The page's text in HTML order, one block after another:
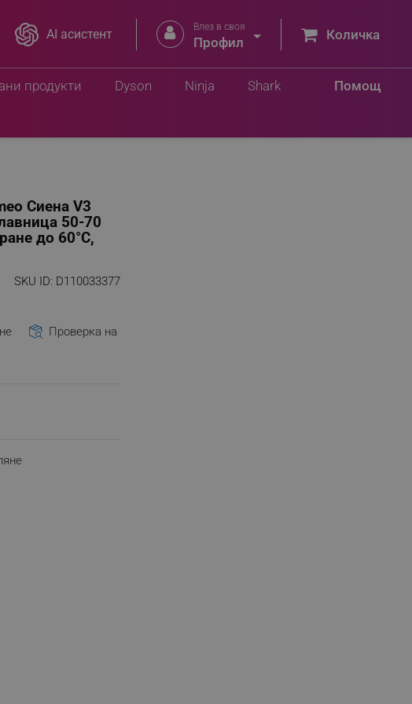
AI асистент  Влез в своя
Профил  Количка
продукти Помощ
Dyson Ninja Shark
Сиена V3
50-70
до 60°C,
SKU ID: D110033377
Проверка на